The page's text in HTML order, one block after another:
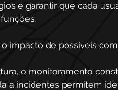
e garantir que cada
impacto de possíveis
o monitoramento
a incidentes permitem